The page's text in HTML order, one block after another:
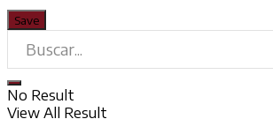
No Result
View All Result